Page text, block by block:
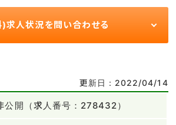
求人状況を問い合わせる
更新日：2022/04/14
公開（求人番号：278432）